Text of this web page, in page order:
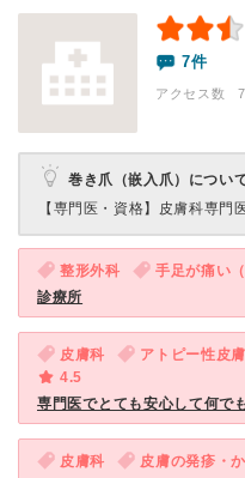
7件
アクセス数 7
巻き爪（嵌入爪）につい
【専門医・資格】 皮膚科専門
整形外科 手足が痛い
診療所
皮膚科 アトピー性皮
4.5
専門医でとても安心して何で
皮膚科 皮膚の発疹・